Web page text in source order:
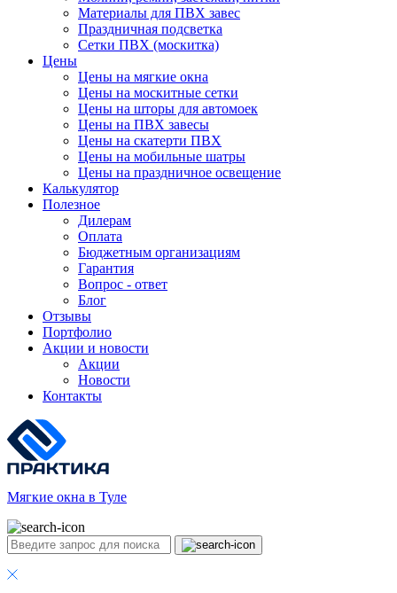
Материалы для ПВХ завес
Праздничная подсветка
Сетки ПВХ (москитка)
Цены
Цены на мягкие окна
Цены на москитные сетки
Цены на шторы для автомоек
Цены на ПВХ завесы
Цены на скатерти ПВХ
Цены на мобильные шатры
Цены на праздничное освещение
Калькулятор
Полезное
Дилерам
Оплата
Бюджетным организациям
Гарантия
Вопрос - ответ
Блог
Отзывы
Портфолио
Акции и новости
Акции
Новости
Контакты
Мягкие окна в Туле